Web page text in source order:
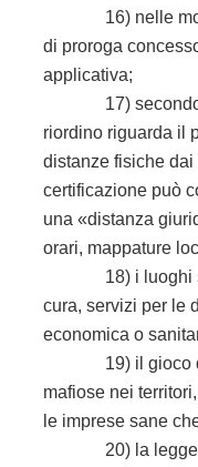
16) nelle more
di proroga
applicativa;
17) secondo le
riordino riguarda il
distanze fisiche
certificazione può
una «distanza
orari, mappature
18) i luoghi
cura, servizi per le
economica o
19) il gioco
mafiose nei
le imprese sane
20) la legge 30